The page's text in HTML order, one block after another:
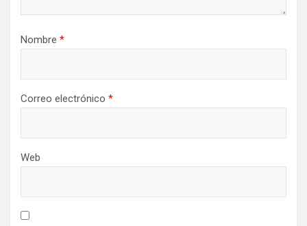
Nombre *
Correo electrónico *
Web